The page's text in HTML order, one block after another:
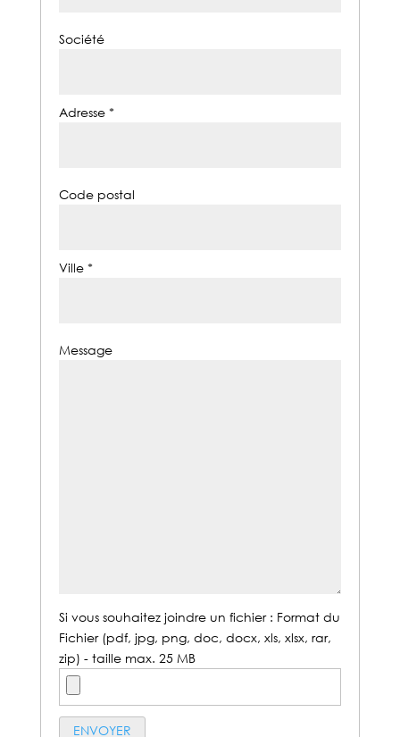
Société
Adresse *
Code postal
Ville *
Message
Si vous souhaitez joindre un fichier : Format du
Fichier (pdf, jpg, png, doc, docx, xls, xlsx, rar,
zip) - taille max. 25 MB